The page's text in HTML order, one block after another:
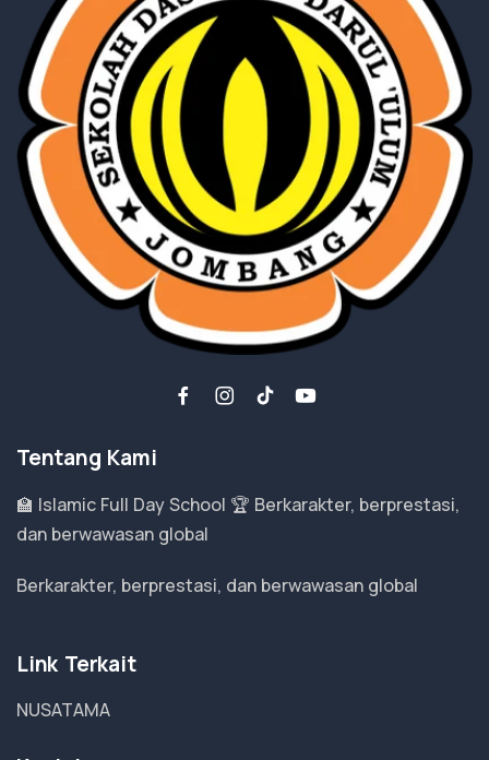
Tentang Kami
🏫 Islamic Full Day School 🏆 Berkarakter, berprestasi,
dan berwawasan global
Berkarakter, berprestasi, dan berwawasan global
Link Terkait
NUSATAMA